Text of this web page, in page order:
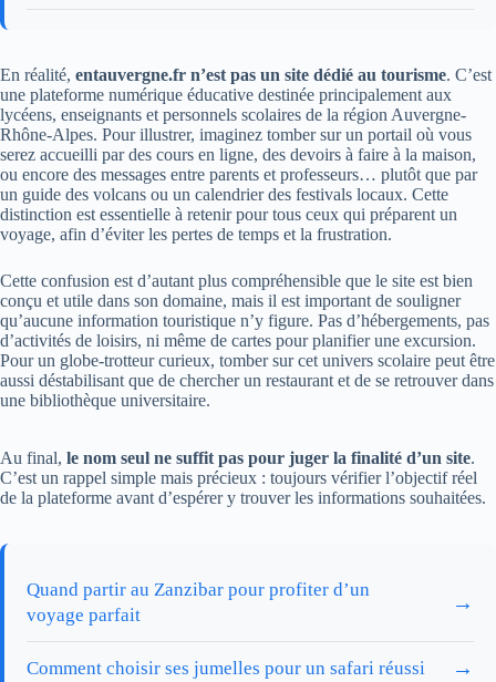
En réalité, entauvergne.fr n’est pas un site dédié au tourisme. C’est
une plateforme numérique éducative destinée principalement aux
lycéens, enseignants et personnels scolaires de la région Auvergne-
Rhône-Alpes. Pour illustrer, imaginez tomber sur un portail où vous
serez accueilli par des cours en ligne, des devoirs à faire à la maison,
ou encore des messages entre parents et professeurs… plutôt que par
un guide des volcans ou un calendrier des festivals locaux. Cette
distinction est essentielle à retenir pour tous ceux qui préparent un
voyage, afin d’éviter les pertes de temps et la frustration.
Cette confusion est d’autant plus compréhensible que le site est bien
conçu et utile dans son domaine, mais il est important de souligner
qu’aucune information touristique n’y figure. Pas d’hébergements, pas
d’activités de loisirs, ni même de cartes pour planifier une excursion.
Pour un globe-trotteur curieux, tomber sur cet univers scolaire peut être
aussi déstabilisant que de chercher un restaurant et de se retrouver dans
une bibliothèque universitaire.
Au final, le nom seul ne suffit pas pour juger la finalité d’un site.
C’est un rappel simple mais précieux : toujours vérifier l’objectif réel
de la plateforme avant d’espérer y trouver les informations souhaitées.
Quand partir au Zanzibar pour profiter d’un
voyage parfait
→
Comment choisir ses jumelles pour un safari réussi →